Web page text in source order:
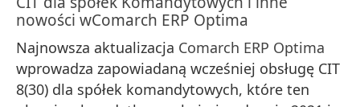
nowości wComarch ERP Optima
Najnowsza aktualizacja Comarch ERP Optima
wprowadza zapowiadaną wcześniej obsługę CIT
8(30) dla spółek komandytowych, które ten